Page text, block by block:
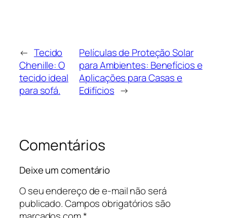
← Tecido
Chenille: O
tecido ideal
para sofá.
Películas de Proteção Solar
para Ambientes: Benefícios e
Aplicações para Casas e
Edifícios →
Comentários
Deixe um comentário
O seu endereço de e-mail não será
publicado.Campos obrigatórios são